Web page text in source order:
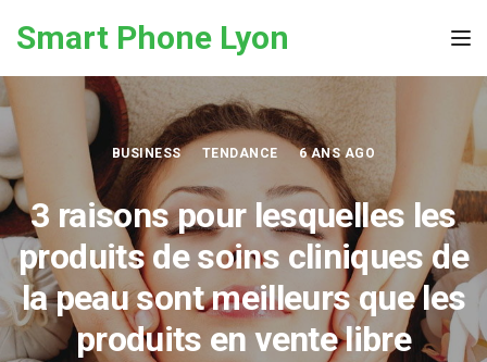
Smart Phone Lyon
BUSINESS TENDANCE 6 ANS AGO
3 raisons pour lesquelles les
produits de soins cliniques de
la peau sont meilleurs que les
produits en vente libre